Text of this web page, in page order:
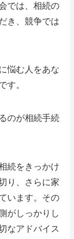
では、相続の
き、競争では
悩む人をあな
す。
のが相続手続
続をきっかけ
り、さらに家
います。その
がしっかりし
なアドバイス